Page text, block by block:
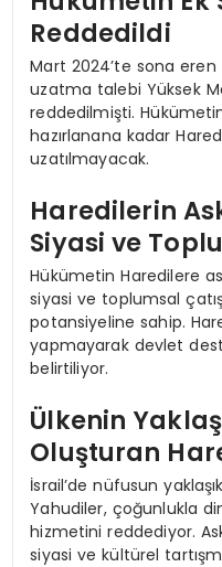
Reddedildi
Mart 2024’te sona eren
uzatma talebi Yüksek
reddedilmişti.
hazırlanana kadar
uzatılmayacak.
Haredilerin
Siyasi ve
Hükümetin Haredilere
siyasi ve toplumsal
potansiyeline sahip.
yapmayarak devlet
belirtiliyor.
Ülkenin
Oluşturan
İsrail’de nüfusun
Yahudiler, çoğunlukla
hizmetini reddediyor.
siyasi ve kültürel